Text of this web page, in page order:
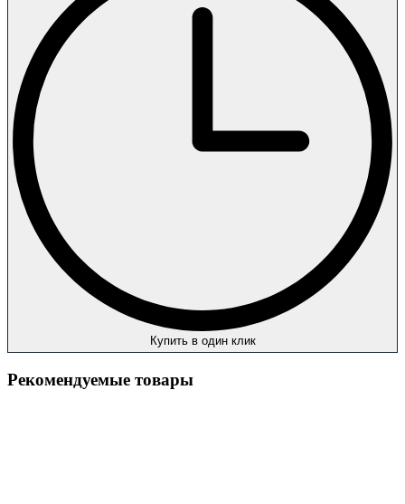
Купить в один клик
Рекомендуемые товары